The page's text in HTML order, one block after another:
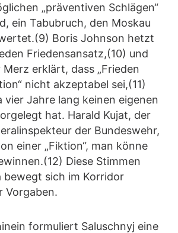
„präventiven Schlägen“
ein Tabubruch, den Moskau
Boris Johnson hetzt
Friedensansatz,(10) und
erklärt, dass „Frieden
nicht akzeptabel sei,(11)
vier Jahre lang keinen eigenen
hat. Harald Kujat, der
der Bundeswehr,
einer „Fiktion“, man könne
Diese Stimmen
bewegt sich im Korridor
Vorgaben.
formuliert Saluschnyj eine